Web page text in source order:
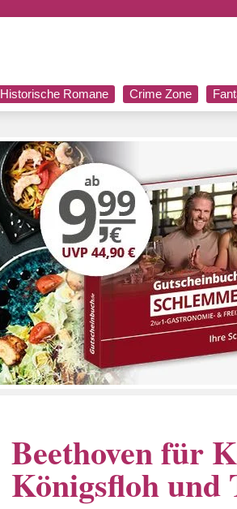
Historische Romane Crime Zone
Beethoven für
Königsfloh und